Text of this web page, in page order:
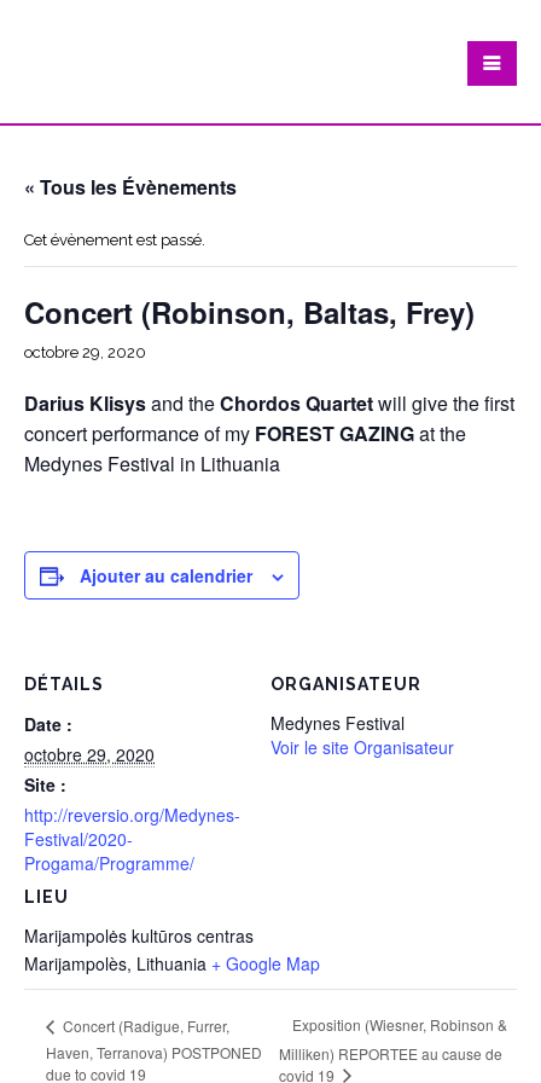
« Tous les Évènements
Cet évènement est passé.
Concert (Robinson, Baltas, Frey)
octobre 29, 2020
Darius Klisysand theChordos Quartetwill give the first
concert performance of my FOREST GAZINGat the
Medynes Festival in Lithuania
Ajouter au calendrier
DÉTAILS
Date :
octobre 29, 2020
Site :
http://reversio.org/Medynes-
Festival/2020-
Progama/Programme/
LIEU
Marijampolės kultūros centras
Marijampolès, Lithuania + Google Map
ORGANISATEUR
Medynes Festival
Voir le site Organisateur
Concert (Radigue, Furrer,
Haven, Terranova) POSTPONED
due to covid 19
Exposition (Wiesner, Robinson &
Milliken) REPORTEE au cause de
covid 19